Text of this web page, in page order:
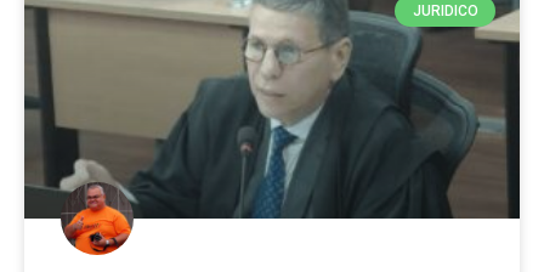
JURIDICO